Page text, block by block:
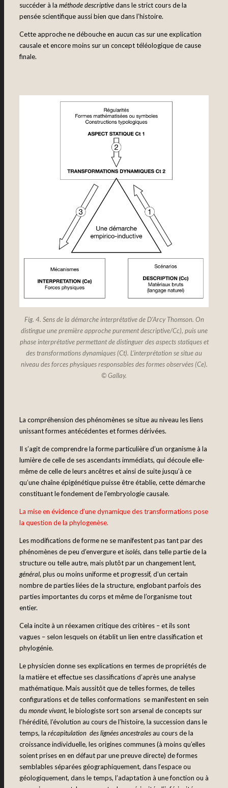
succéder à la méthode descriptivedans le strict cours de la
pensée scientifique aussi bien que dans l’histoire.
Cette approche ne débouche en aucun cas sur une explication
causale et encore moins sur un concept téléologique de cause
finale.
Fig. 4. Sens de la démarche interprétative de D’Arcy Thomson. On
distingue une première approche purement descriptive/Cc), puis une
phase interprétative permettant de distinguer des aspects statiques et
des transformations dynamiques (Ct). L’interprétation se situe au
niveau des forces physiques responsables des formes observées (Ce).
© Gallay.
La compréhension des phénomènes se situe au niveau les liens
unissant formes antécédentes et formes dérivées.
Il s’agit de comprendre la forme particulière d’un organisme à la
lumière de celle de ses ascendants immédiats, qui découle elle-
même de celle de leurs ancêtres et ainsi de suite jusqu’à ce
qu’une chaîne épigénétique puisse être établie, cette démarche
constituant le fondement de l’embryologie causale.
La mise en évidence d’une dynamique des transformations pose
la question de la phylogenèse.
Les modifications de forme ne se manifestent pas tant par des
phénomènes de peu d’envergure etisolés, dans telle partie de la
structure ou telle autre, mais plutôt par un changement lent,
général, plus ou moins uniforme et progressif, d’un certain
nombre de parties liées de la structure, englobant parfois des
parties importantes du corps et même de l’organisme tout
entier.
Cela incite à un réexamen critique des critères – et ils sont
vagues – selon lesquels on établit un lien entre classification et
phylogénie.
Le physicien donne ses explications en termes de propriétés de
la matière et effectue ses classifications d’après une analyse
mathématique. Mais aussitôt que de telles formes, de telles
configurations et de telles conformations se manifestent en sein
du monde vivant, le biologiste sort son arsenal de concepts sur
l’hérédité, l’évolution au cours de l’histoire, la succession dans le
temps, la récapitulation des lignées ancestralesau cours de la
croissance individuelle, les origines communes (à moins qu’elles
soient prises en en défaut par une preuve directe) de formes
semblables séparées géographiquement, dans l‘espace ou
géologiquement, dans le temps, l’adaptation à une fonction ou à